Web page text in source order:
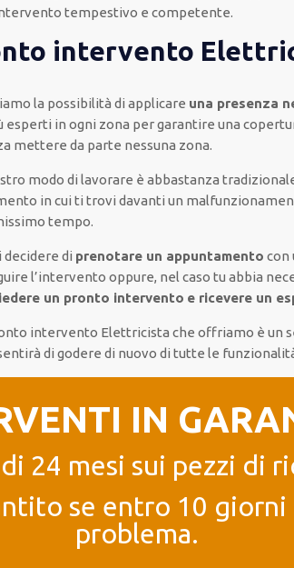
tempestivo e competente.
intervento
la possibilità di applicare una presenza
esperti in ogni zona pergarantire una
mettere da parte nessuna zona.
modo di lavorare è abbastanza
in cui ti trovi davanti un
tempo.
decidere di prenotareun appuntamento con
l’intervento oppure, nel caso tu abbia
un pronto intervento e ricevere un
intervento Elettricista che offriamo è un
di godere di nuovo di tutte le
IN
24 mesi sui pezzi di
se entro 10 giorni
problema.